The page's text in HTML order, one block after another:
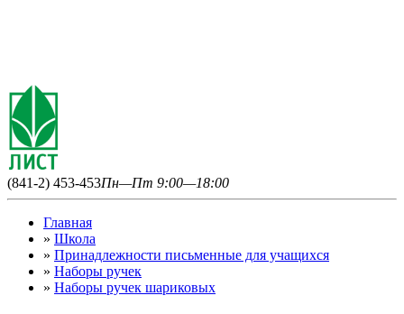
(841-2) 453-453Пн—Пт 9:00—18:00
Главная
» Школа
» Принадлежности письменные для учащихся
» Наборы ручек
» Наборы ручек шариковых